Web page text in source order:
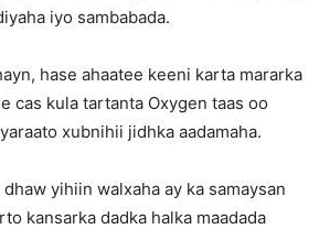
iyo sambabada.
hase ahaatee keeni karta mararka
cas kula tartanta Oxygen taas oo
xubnihii jidhka aadamaha.
yihiin walxaha ay ka samaysan
kansarka dadka halka maadada